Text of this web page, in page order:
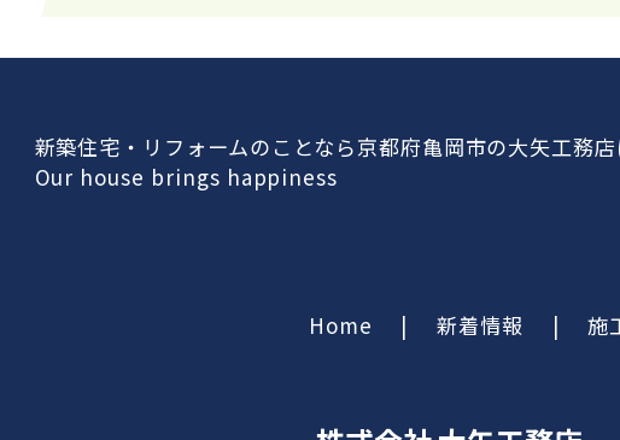
新築住宅・リフォームのことなら京都府亀岡市の大矢工務店
Our house brings happiness
Home | 新着情報 | 施